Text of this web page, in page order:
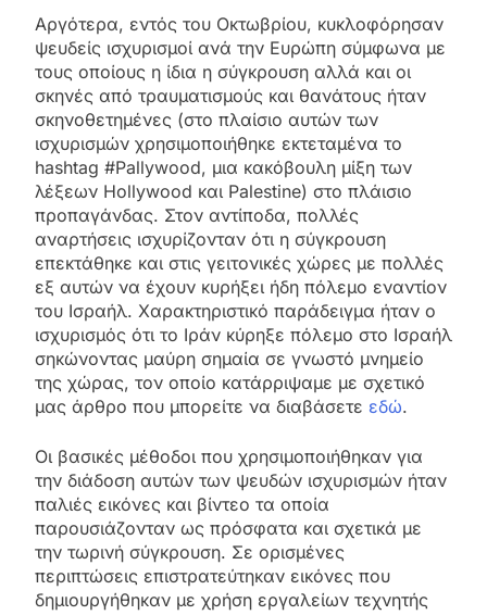
Αργότερα, εντός του Οκτωβρίου, κυκλοφόρησαν
ψευδείς ισχυρισμοί ανά την Ευρώπη σύμφωνα με
τους οποίους η ίδια η σύγκρουση αλλά και οι
σκηνές από τραυματισμούς και θανάτους ήταν
σκηνοθετημένες (στο πλαίσιο αυτών των
ισχυρισμών χρησιμοποιήθηκε εκτεταμένα το
hashtag #Pallywood, μια κακόβουλη μίξη των
λέξεων Hollywood και Palestine) στο πλάισιο
προπαγάνδας. Στον αντίποδα, πολλές
αναρτήσεις ισχυρίζονταν ότι η σύγκρουση
επεκτάθηκε και στις γειτονικές χώρες με πολλές
εξ αυτών να έχουν κυρήξει ήδη πόλεμο εναντίον
του Ισραήλ. Χαρακτηριστικό παράδειγμα ήταν ο
ισχυρισμός ότι το Ιράν κύρηξε πόλεμο στο Ισραήλ
σηκώνοντας μαύρη σημαία σε γνωστό μνημείο
της χώρας, τον οποίο κατάρριψαμε με σχετικό
μας άρθρο που μπορείτε να διαβάσετε εδώ.
Οι βασικές μέθοδοι που χρησιμοποιήθηκαν για
την διάδοση αυτών των ψευδών ισχυρισμών ήταν
παλιές εικόνες και βίντεο τα οποία
παρουσιάζονταν ως πρόσφατα και σχετικά με
την τωρινή σύγκρουση. Σε ορισμένες
περιπτώσεις επιστρατεύτηκαν εικόνες που
δημιουργήθηκαν με χρήση εργαλείων τεχνητής